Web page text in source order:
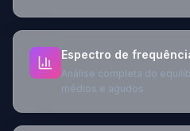
Espectro de
Análise completa do
médios e agudos